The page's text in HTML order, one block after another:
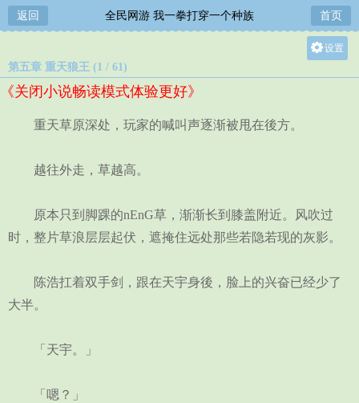
返回 全民网游 我一拳打穿一个种族 首页
设置
第五章 重天狼王 (1 / 61)
《关闭小说畅读模式体验更好》
重天草原深处，玩家的喊叫声逐渐被甩在後方。
越往外走，草越高。
原本只到脚踝的nEnG草，渐渐长到膝盖附近。风吹过
时，整片草浪层层起伏，遮掩住远处那些若隐若现的灰影。
陈浩扛着双手剑，跟在天宇身後，脸上的兴奋已经少了
大半。
「天宇。」
「嗯？」